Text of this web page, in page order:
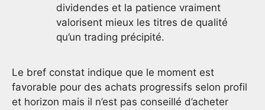
dividendes et la patience vraiment
valorisent mieux les titres de qualité
qu’un trading précipité.
Le bref constat indique que le moment est
favorable pour des achats progressifs selon profil
et horizon mais il n’est pas conseillé d’acheter